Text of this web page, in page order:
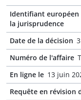
Identifiant européen
la jurisprudence
Date de la décision
Numéro de l'affaire
En ligne le 13 juin
Requête en révision